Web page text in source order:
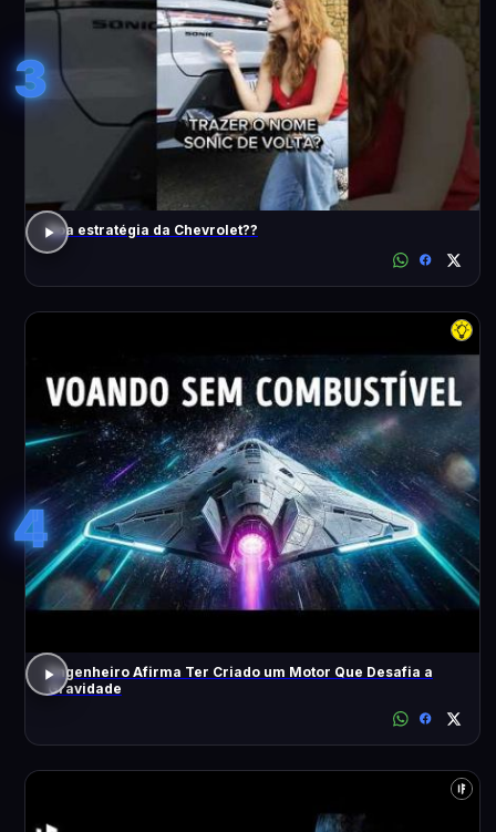
3
Boa estratégia da Chevrolet??
4
Engenheiro Afirma Ter Criado um Motor Que Desafia a
Gravidade